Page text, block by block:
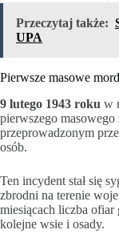
Przeczytaj także:
UPA
Pierwsze masowe
9 lutego 1943 roku w
pierwszego
przeprowadzonym
osób.
Ten incydent stał się
zbrodni na terenie
miesiącach liczba ofiar
kolejne wsie i osady.